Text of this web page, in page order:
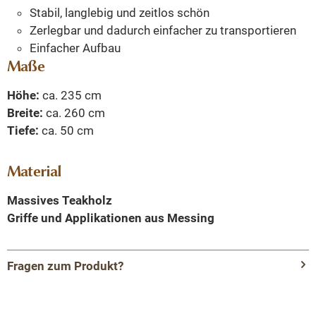
Stabil, langlebig und zeitlos schön
Zerlegbar und dadurch einfacher zu transportieren
Einfacher Aufbau
Maße
Höhe: ca. 235 cm
Breite: ca. 260 cm
Tiefe: ca. 50 cm
Material
Massives Teakholz
Griffe und Applikationen aus Messing
Fragen zum Produkt?